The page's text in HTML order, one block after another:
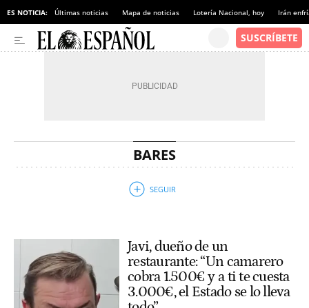
ES NOTICIA: Últimas noticias Mapa de noticias Lotería Nacional, hoy Irán
BARES
Javi, dueño de un
restaurante: “Un camarero
cobra 1.500€ y a ti te cuesta
3.000€, el Estado se lo lleva